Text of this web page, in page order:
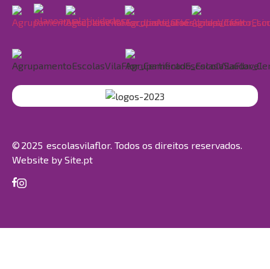
© 2025 escolasvilaflor. Todos os direitos reservados.
Website by Site.pt